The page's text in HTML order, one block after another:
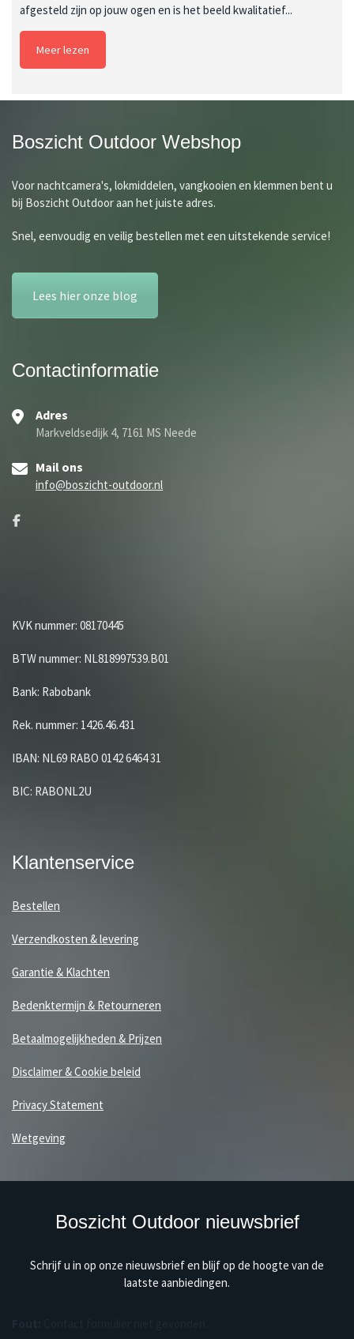
afgesteld zijn op jouw ogen en is het beeld kwalitatief...
Meer lezen
Boszicht Outdoor Webshop
Voor nachtcamera's, lokmiddelen, vangkooien en klemmen bent u
bij Boszicht Outdoor aan het juiste adres.
Snel, eenvoudig en veilig bestellen met een uitstekende service!
Lees hier onze blog
Contactinformatie
Adres
Markveldsedijk 4, 7161 MS Neede
Mail ons
info@boszicht-outdoor.nl
KVK nummer: 08170445
BTW nummer: NL818997539.B01
Bank: Rabobank
Rek. nummer: 1426.46.431
IBAN: NL69 RABO 0142 6464 31
BIC: RABONL2U
Klantenservice
Bestellen
Verzendkosten & levering
Garantie & Klachten
Bedenktermijn & Retourneren
Betaalmogelijkheden & Prijzen
Disclaimer & Cookie beleid
Privacy Statement
Wetgeving
Boszicht Outdoor nieuwsbrief
Schrijf u in op onze nieuwsbrief en blijf op de hoogte van de
laatste aanbiedingen.